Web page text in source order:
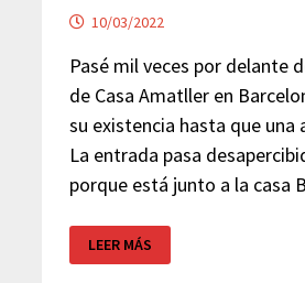
10/03/2022
Pasé mil veces por delante
de Casa Amatller en
su existencia hasta que una
La entrada pasa
porque está junto a la casa
CAFETERÍA
CASA
AMATLLER
LEER MÁS